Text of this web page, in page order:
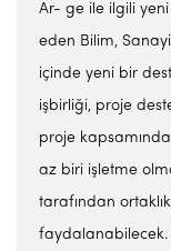
Ar- ge ile ilgili yeni
eden Bilim,
içinde yeni bir
işbirliği, proje
proje kapsamında
az biri işletme
tarafından
faydalanabilecek.